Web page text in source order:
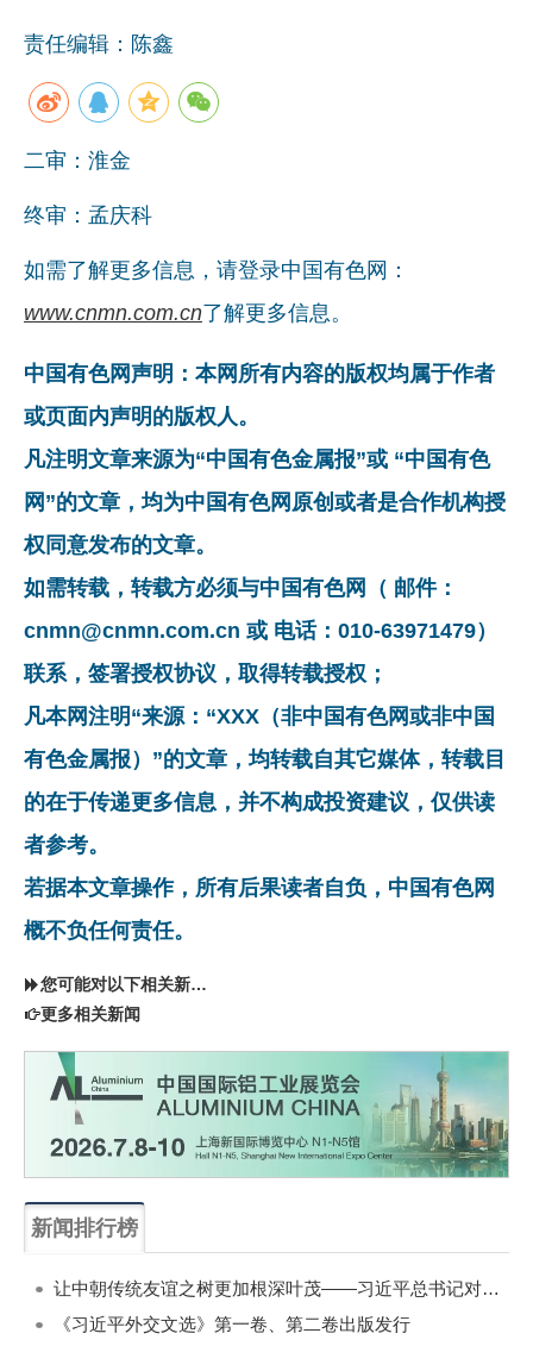
责任编辑：陈鑫
二审：淮金
终审：孟庆科
如需了解更多信息，请登录中国有色网：
www.cnmn.com.cn了解更多信息。
中国有色网声明：本网所有内容的版权均属于作者
或页面内声明的版权人。
凡注明文章来源为“中国有色金属报”或 “中国有色
网”的文章，均为中国有色网原创或者是合作机构授
权同意发布的文章。
如需转载，转载方必须与中国有色网（ 邮件：
cnmn@cnmn.com.cn 或 电话：010-63971479）
联系，签署授权协议，取得转载授权；
凡本网注明“来源：“XXX（非中国有色网或非中国
有色金属报）”的文章，均转载自其它媒体，转载目
的在于传递更多信息，并不构成投资建议，仅供读
者参考。
若据本文章操作，所有后果读者自负，中国有色网
概不负任何责任。
您可能对以下相关新闻同样感兴趣
更多相关新闻
新闻排行榜
让中朝传统友谊之树更加根深叶茂——习近平总书记对朝鲜进行国事访问纪实
《习近平外交文选》第一卷、第二卷出版发行